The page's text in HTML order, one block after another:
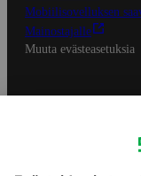
Mobiilisovelluksen
Mainostajalle
Muuta evästeasetuksia
S-ryhmän